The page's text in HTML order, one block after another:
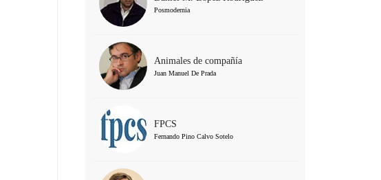
Posmodernia
Animales de compañía
Juan Manuel De Prada
FPCS
Fernando Pino Calvo Sotelo